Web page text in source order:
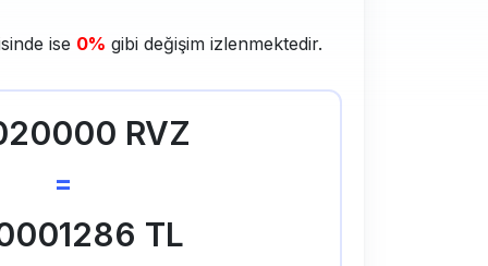
ise 0% gibi değişim izlenmektedir.
RVZ
=
TL